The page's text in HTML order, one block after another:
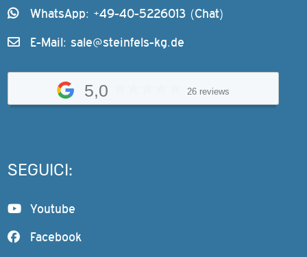
WhatsApp: +49-40-5226013 (Chat)
E-Mail: sale@steinfels-kg.de
5,0 26 reviews
SEGUICI:
Youtube
Facebook